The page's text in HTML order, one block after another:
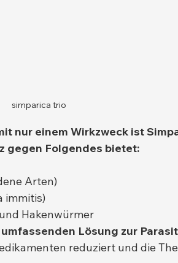
simparica trio
nur einem Wirkzweck ist
gegen Folgendes bietet:
Arten)
immitis)
Hakenwürmer
umfassenden Lösung zur
reduziert und die